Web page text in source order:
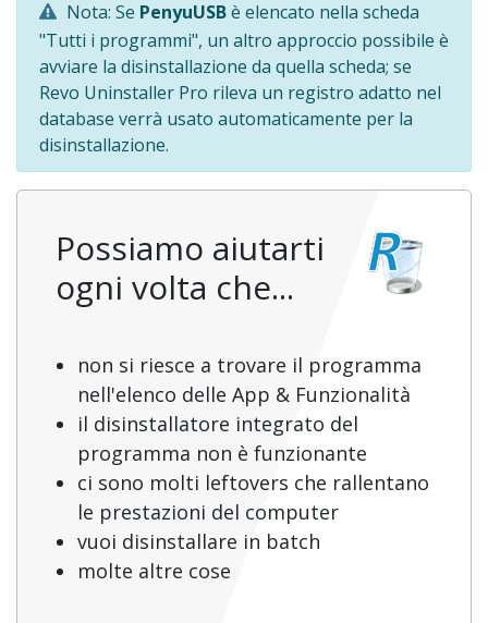
Nota: Se PenyuUSBè elencato nella scheda
"Tutti i programmi", un altro approccio possibile è
avviare la disinstallazione da quella scheda; se
Revo Uninstaller Pro rileva un registro adatto nel
database verrà usato automaticamente per la
disinstallazione.
Possiamo aiutarti
ogni volta che...
non si riesce a trovare il programma
nell'elenco delle App & Funzionalità
il disinstallatore integrato del
programma non è funzionante
ci sono molti leftovers che rallentano
le prestazioni del computer
vuoi disinstallare in batch
molte altre cose